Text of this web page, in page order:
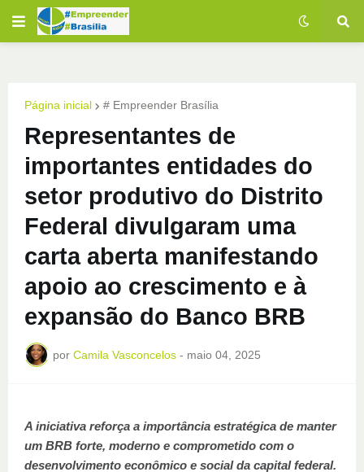
Página inicial # Empreender Brasília
Representantes de
importantes entidades do
setor produtivo do Distrito
Federal divulgaram uma
carta aberta manifestando
apoio ao crescimento e à
expansão do Banco BRB
por Camila Vasconcelos - maio 04, 2025
A iniciativa reforça a importância estratégica de manter
um BRB forte, moderno e comprometido com o
desenvolvimento econômico e social da capital federal.